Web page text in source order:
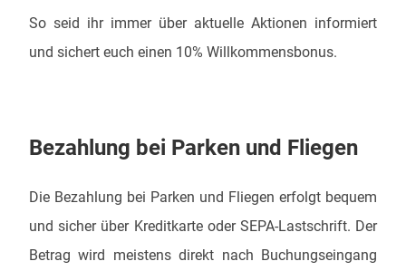
So seid ihr immer über aktuelle Aktionen informiert
und sichert euch einen 10% Willkommensbonus.
Bezahlung bei Parken und Fliegen
Die Bezahlung bei Parken und Fliegen erfolgt bequem
und sicher über Kreditkarte oder SEPA-Lastschrift. Der
Betrag wird meistens direkt nach Buchungseingang